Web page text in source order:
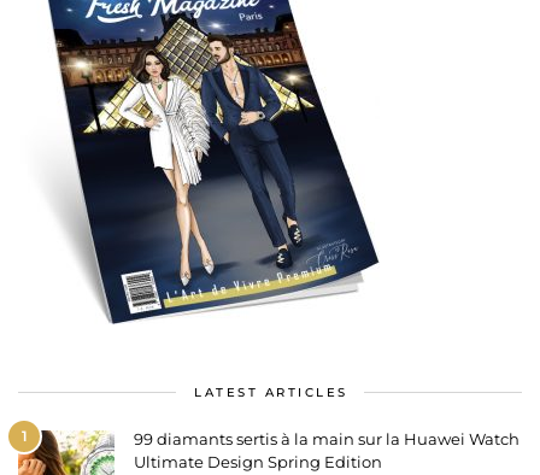
LATEST ARTICLES
1
99 diamants sertis à la main sur la Huawei Watch
Ultimate Design Spring Edition